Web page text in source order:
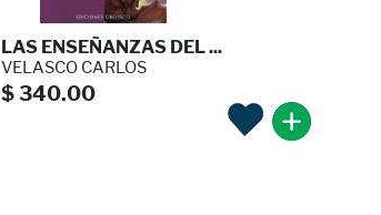
LAS ENSEÑANZAS DEL ...
VELASCO CARLOS
$ 340.00